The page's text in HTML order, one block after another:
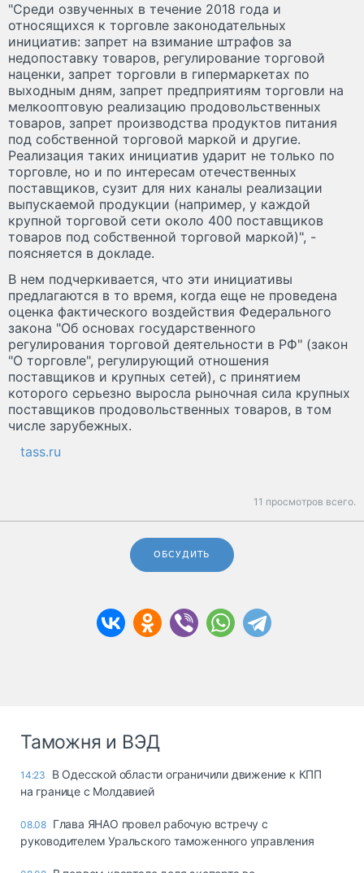
"Среди озвученных в течение 2018 года и
относящихся к торговле законодательных
инициатив: запрет на взимание штрафов за
недопоставку товаров, регулирование торговой
наценки, запрет торговли в гипермаркетах по
выходным дням, запрет предприятиям торговли на
мелкооптовую реализацию продовольственных
товаров, запрет производства продуктов питания
под собственной торговой маркой и другие.
Реализация таких инициатив ударит не только по
торговле, но и по интересам отечественных
поставщиков, сузит для них каналы реализации
выпускаемой продукции (например, у каждой
крупной торговой сети около 400 поставщиков
товаров под собственной торговой маркой)", -
поясняется в докладе.
В нем подчеркивается, что эти инициативы
предлагаются в то время, когда еще не проведена
оценка фактического воздействия Федерального
закона "Об основах государственного
регулирования торговой деятельности в РФ" (закон
"О торговле", регулирующий отношения
поставщиков и крупных сетей), с принятием
которого серьезно выросла рыночная сила крупных
поставщиков продовольственных товаров, в том
числе зарубежных.
tass.ru
11 просмотров всего.
ОБСУДИТЬ
Таможня и ВЭД
14:23
В Одесской области ограничили движение к КПП
на границе с Молдавией
08.08 Глава ЯНАО провел рабочую встречу с
руководителем Уральского таможенного управления